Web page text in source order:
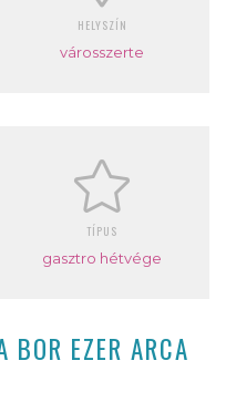
HELYSZÍN
városszerte
TÍPUS
gasztro hétvége
EZER ARCA